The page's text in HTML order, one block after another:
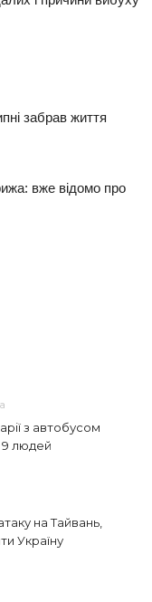
забрав життя
вже відомо про
з автобусом
9 людей
на Тайвань,
Україну